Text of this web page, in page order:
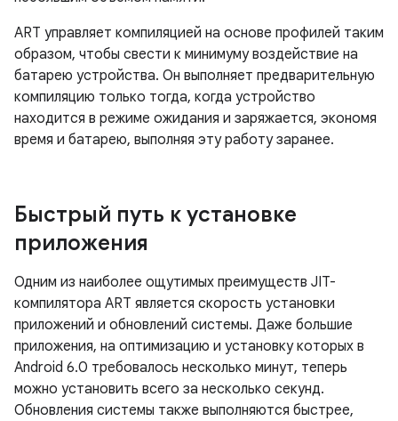
ART управляет компиляцией на основе профилей таким
образом, чтобы свести к минимуму воздействие на
батарею устройства. Он выполняет предварительную
компиляцию только тогда, когда устройство
находится в режиме ожидания и заряжается, экономя
время и батарею, выполняя эту работу заранее.
Быстрый путь к установке
приложения
Одним из наиболее ощутимых преимуществ JIT-
компилятора ART является скорость установки
приложений и обновлений системы. Даже большие
приложения, на оптимизацию и установку которых в
Android 6.0 требовалось несколько минут, теперь
можно установить всего за несколько секунд.
Обновления системы также выполняются быстрее,